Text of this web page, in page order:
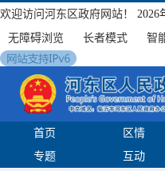
欢迎访问河东区政府网站！
2026
无障碍浏览
长者模式 智
首页 区情
专题
互动